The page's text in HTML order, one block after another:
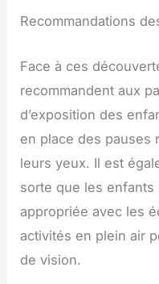
Recommandations
Face à ces
recommandent aux
d’exposition des
en place des pauses
leurs yeux. Il est
sorte que les enfants
appropriée avec les
activités en plein air
de vision.